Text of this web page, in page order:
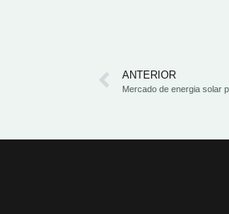
ANTERIOR
Mercado de energia solar